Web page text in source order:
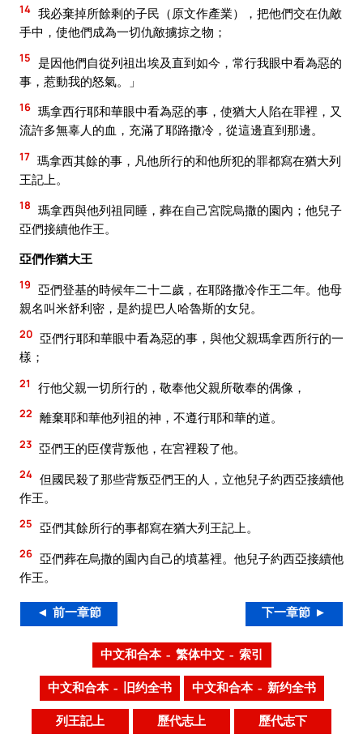
14 我必棄掉所餘剩的子民（原文作產業），把他們交在仇敵
手中，使他們成為一切仇敵擄掠之物；
15 是因他們自從列祖出埃及直到如今，常行我眼中看為惡的
事，惹動我的怒氣。」
16 瑪拿西行耶和華眼中看為惡的事，使猶大人陷在罪裡，又
流許多無辜人的血，充滿了耶路撒冷，從這邊直到那邊。
17 瑪拿西其餘的事，凡他所行的和他所犯的罪都寫在猶大列
王記上。
18 瑪拿西與他列祖同睡，葬在自己宮院烏撒的園內；他兒子
亞們接續他作王。
亞們作猶大王
19 亞們登基的時候年二十二歲，在耶路撒冷作王二年。他母
親名叫米舒利密，是約提巴人哈魯斯的女兒。
20 亞們行耶和華眼中看為惡的事，與他父親瑪拿西所行的一
樣；
21 行他父親一切所行的，敬奉他父親所敬奉的偶像，
22 離棄耶和華他列祖的神，不遵行耶和華的道。
23 亞們王的臣僕背叛他，在宮裡殺了他。
24 但國民殺了那些背叛亞們王的人，立他兒子約西亞接續他
作王。
25 亞們其餘所行的事都寫在猶大列王記上。
26 亞們葬在烏撒的園內自己的墳墓裡。他兒子約西亞接續他
作王。
◄ 前一章節 下一章節 ►
中文和合本 – 繁体中文 – 索引
中文和合本 – 旧约全书 中文和合本 – 新约全书
列王記上 歷代志上 歷代志下